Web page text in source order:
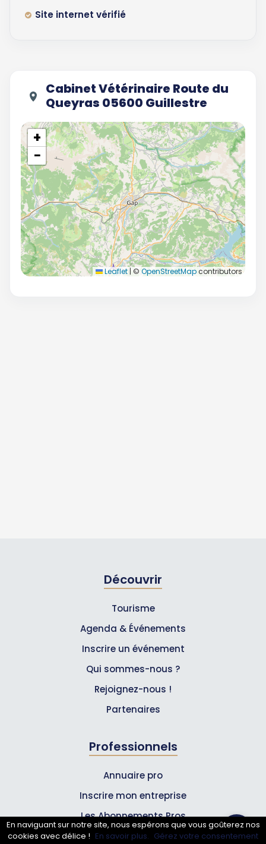
Site internet vérifié
Cabinet Vétérinaire Route du
Queyras 05600 Guillestre
+
−
Leaflet | © OpenStreetMapcontributors
Découvrir
Tourisme
Agenda & Événements
Inscrire un événement
Qui sommes-nous ?
Rejoignez-nous !
Partenaires
Professionnels
Annuaire pro
Inscrire mon entreprise
Les Abonnements Pros
En naviguant sur notre site, nous espérons que vous goûterez nos
cookies avec délice ! En savoir plus. Gérez votre consentement